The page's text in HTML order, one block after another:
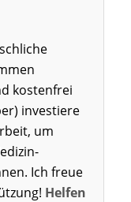
kostenfrei
investiere
um
Ich freue
Helfen